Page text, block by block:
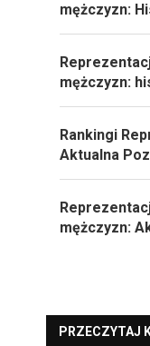
mężczyzn:
mężczyzn:
Rankingi
Aktualna
mężczyzn:
PRZECZYTAJ